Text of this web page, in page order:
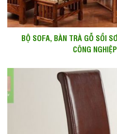
BỘ SOFA, BÀN TRÀ GỖ SỒI
CÔNG